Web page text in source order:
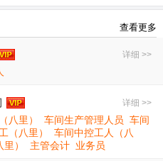
查看更多
详细 >>
详细 >>
八里） 车间生产管理人员 车间
（八里）
车间中控工人（八
） 主管会计 业务员